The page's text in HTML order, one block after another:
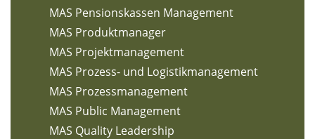
MAS Pensionskassen Management
MAS Produktmanager
MAS Projektmanagement
MAS Prozess- und Logistikmanagement
MAS Prozessmanagement
MAS Public Management
MAS Quality Leadership